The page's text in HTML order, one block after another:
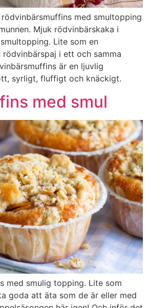
med smultopping
Mjuk rödvinbärskaka i
Lite som en
i ett och samma
är en ljuvlig
syrligt, fluffigt och knäckigt.
med smul
med smulig topping. Lite som
goda att äta som de är eller med